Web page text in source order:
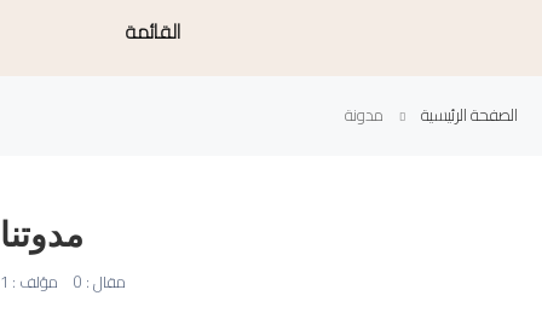
القائمة
الصفحة الرئيسية مدونة
مدوتنا
مقال : 0 مؤلف : 1